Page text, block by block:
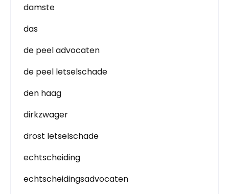
damste
das
de peel advocaten
de peel letselschade
den haag
dirkzwager
drost letselschade
echtscheiding
echtscheidingsadvocaten